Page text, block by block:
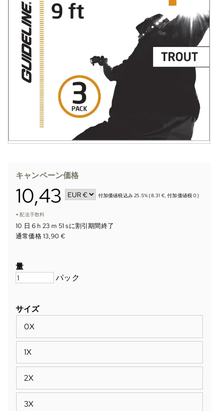
キャンペーン価格
10,43 付加価値税込み 25.5% (8.31 €, 付加価値税 0)
+配送手数料
10 日 6 h 23 m 50 sに割引期間終了
通常価格 13,90 €
量
パック
サイズ
0X
1X
2X
3X